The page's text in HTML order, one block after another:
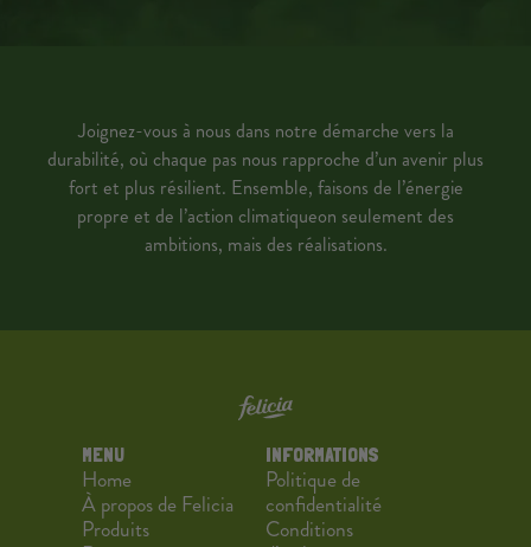
Joignez-vous à nous dans notre démarche vers la
durabilité, où chaque pas nous rapproche d’un avenir plus
fort et plus résilient. Ensemble, faisons de l’énergie
propre et de l’action climatiqueon seulement des
ambitions, mais des réalisations.
MENU
Home
À propos de Felicia
Produits
INFORMATIONS
Politique de
confidentialité
Conditions